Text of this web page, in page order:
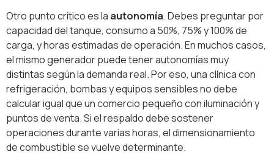
Otro punto crítico es la autonomía. Debes preguntar por
capacidad del tanque, consumo a 50%, 75% y 100% de
carga, y horas estimadas de operación. En muchos casos,
el mismo generador puede tener autonomías muy
distintas según la demanda real. Por eso, una clínica con
refrigeración, bombas y equipos sensibles no debe
calcular igual que un comercio pequeño con iluminación y
puntos de venta. Si el respaldo debe sostener
operaciones durante varias horas, el dimensionamiento
de combustible se vuelve determinante.